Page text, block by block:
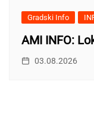
Gradski Info
AMI INFO:
03.08.2026